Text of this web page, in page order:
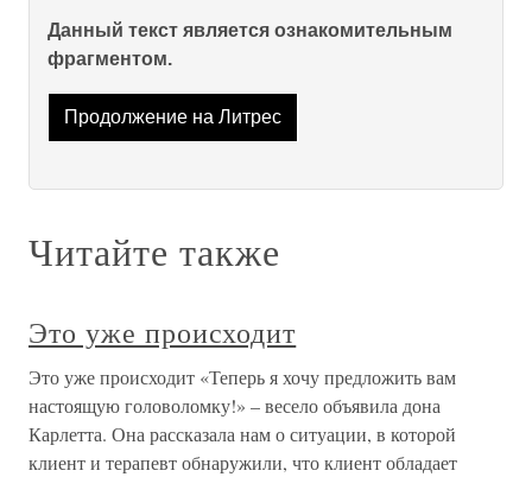
Данный текст является ознакомительным
фрагментом.
Продолжение на Литрес
Читайте также
Это уже происходит
Это уже происходит «Теперь я хочу предложить вам
настоящую головоломку!» – весело объявила дона
Карлетта. Она рассказала нам о ситуации, в которой
клиент и терапевт обнаружили, что клиент обладает